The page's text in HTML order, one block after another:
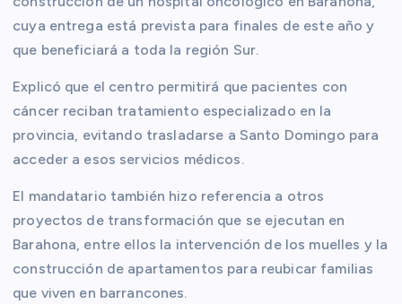
cuya entrega está prevista para finales de este año y
que beneficiará a toda la región Sur.
Explicó que el centro permitirá que pacientes con
cáncer reciban tratamiento especializado en la
provincia, evitando trasladarse a Santo Domingo para
acceder a esos servicios médicos.
El mandatario también hizo referencia a otros
proyectos de transformación que se ejecutan en
Barahona, entre ellos la intervención de los muelles y la
construcción de apartamentos para reubicar familias
que viven en barrancones.